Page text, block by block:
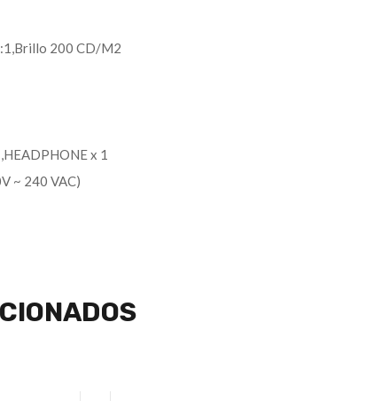
200 CD/M2
x 1
~ 240 VAC)